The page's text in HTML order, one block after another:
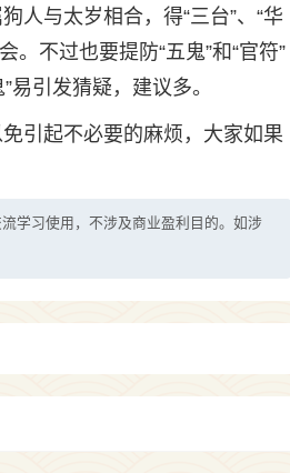
人与太岁相合，得“三台”、“华
。不过也要提防“五鬼”和“官符”
引发猜疑，建议多。
引起不必要的麻烦，大家如果
学习使用，不涉及商业盈利目的。如涉